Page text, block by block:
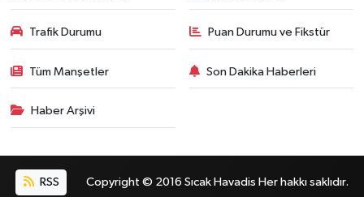
Trafik Durumu Puan Durumu ve Fikstür
Tüm Manşetler Son Dakika Haberleri
Haber Arşivi
RSS Copyright © 2016 Sıcak Havadis Her hakkı saklıdır.